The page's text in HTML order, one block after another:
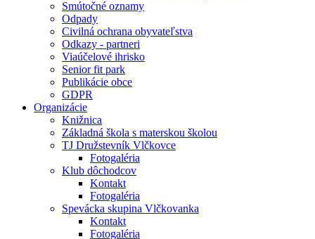
Smútočné oznamy
Odpady
Civilná ochrana obyvateľstva
Odkazy - partneri
Viaúčelové ihrisko
Senior fit park
Publikácie obce
GDPR
Organizácie
Knižnica
Základná škola s materskou školou
TJ Družstevník Vlčkovce
Fotogaléria
Klub dôchodcov
Kontakt
Fotogaléria
Spevácka skupina Vlčkovanka
Kontakt
Fotogaléria